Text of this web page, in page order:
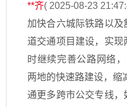
**齐( 2025-08-23
加快合六城际铁路以
道交通项目建设，实现
时继续完善公路网络
两地的快速路建设，缩
通更多跨市公交专线，